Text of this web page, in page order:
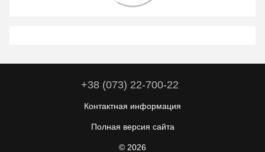
+38 (073) 22-700-22
Контактная информация
Полная версия сайта
© 2026